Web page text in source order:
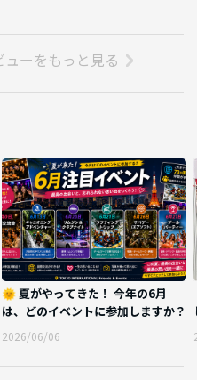
ーをもっと見る
🌞 夏がやってきた！ 今年の6月
は、どのイベントに参加しますか？
2026/06/06